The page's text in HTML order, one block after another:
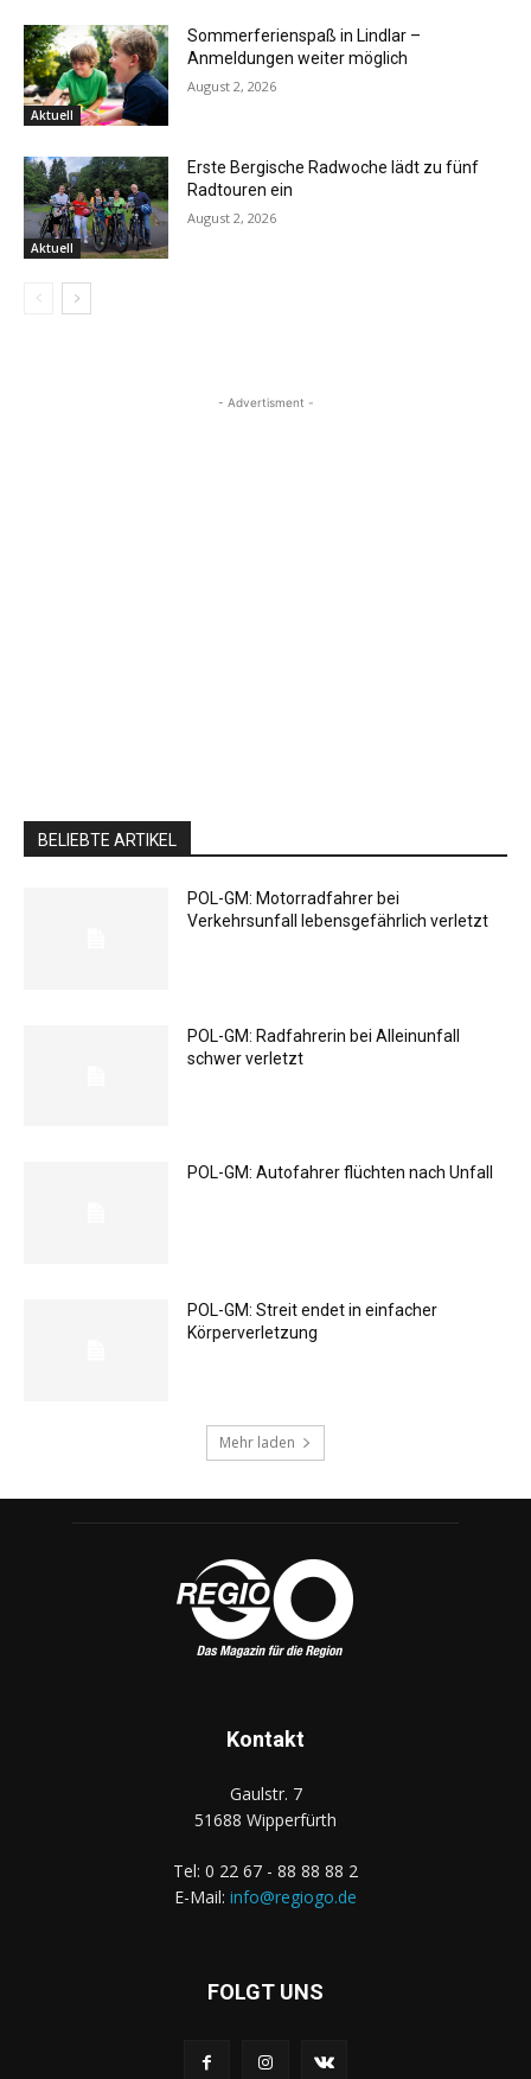
Aktuell
Sommerferienspaß in Lindlar –
Anmeldungen weiter möglich
August 2, 2026
Aktuell
Erste Bergische Radwoche lädt zu fünf
Radtouren ein
August 2, 2026
- Advertisment -
BELIEBTE ARTIKEL
POL-GM: Motorradfahrer bei
Verkehrsunfall lebensgefährlich verletzt
POL-GM: Radfahrerin bei Alleinunfall
schwer verletzt
POL-GM: Autofahrer flüchten nach Unfall
POL-GM: Streit endet in einfacher
Körperverletzung
Mehr laden
Kontakt
Gaulstr. 7
51688 Wipperfürth
Tel: 0 22 67 - 88 88 88 2
E-Mail: info@regiogo.de
FOLGT UNS